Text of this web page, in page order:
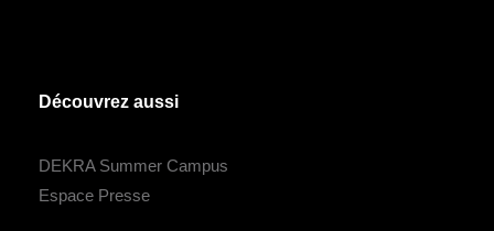
Découvrez aussi
DEKRA Summer Campus
Espace Presse